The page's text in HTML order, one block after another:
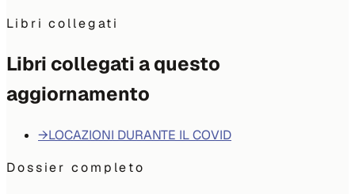
Libri collegati
Libri collegati a questo
aggiornamento
→LOCAZIONI DURANTE IL COVID
Dossier completo